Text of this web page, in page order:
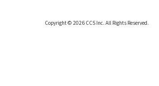
Copyright © 2026 CCS Inc. All Rights Reserved.